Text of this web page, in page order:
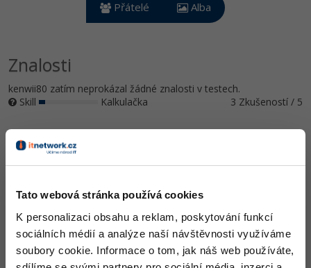
Tato webová stránka používá cookies
K personalizaci obsahu a reklam, poskytování funkcí
sociálních médií a analýze naší návštěvnosti využíváme
soubory cookie. Informace o tom, jak náš web používáte,
Copywriter
WordPress specialista
SEO specialista
Algoritmy -41%
Umělá inteligence (AI)
Pro děti
Fórum
Windows
Linux
Sítě
Elektronický podpis
Fórum
Přátelé Alba
Znalosti
kenwii80 zatím neprokázal žádné znalosti v testech.
Skill
Kalkulačka 3 Zkušeností / 5
Ocenění
kenwii80 zatím nezískal žádná ocenění.
Doplňující informace
Oblíbené IDE, Editor